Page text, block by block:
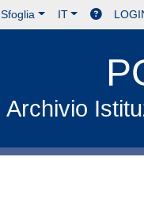
Sfoglia IT
Archivio